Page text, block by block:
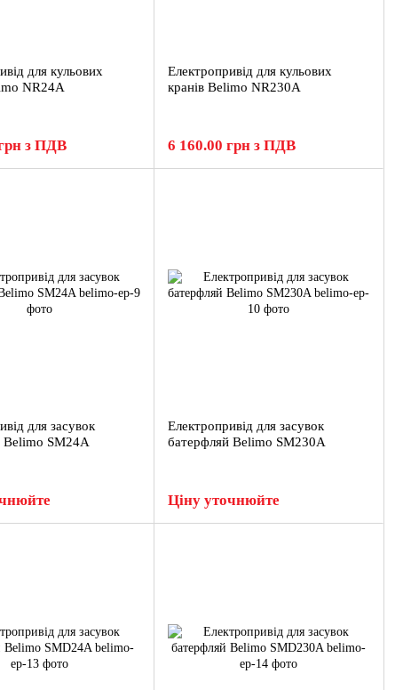
для кульових
NR24A
з ПДВ
Електропривід для кульових
кранів Belimo NR230A
6 160.00 грн з ПДВ
для засувок
Belimo SM24A
Електропривід для засувок
батерфляй Belimo SM230A
Ціну уточнюйте